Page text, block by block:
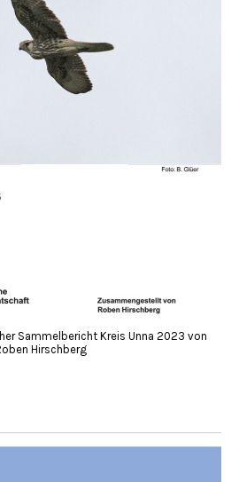
Sammelbericht Kreis Unna 2023 von
Hirschberg